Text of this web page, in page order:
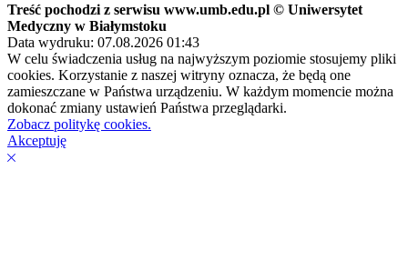
Treść pochodzi z serwisu www.umb.edu.pl © Uniwersytet
Medyczny w Białymstoku
Data wydruku: 07.08.2026 01:43
W celu świadczenia usług na najwyższym poziomie stosujemy pliki
cookies. Korzystanie z naszej witryny oznacza, że będą one
zamieszczane w Państwa urządzeniu. W każdym momencie można
dokonać zmiany ustawień Państwa przeglądarki.
Zobacz politykę cookies.
Akceptuję